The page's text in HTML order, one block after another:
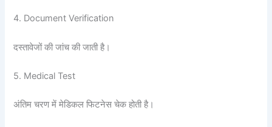
4. Document Verification
दस्तावेजों की जांच की जाती है।
5. Medical Test
अंतिम चरण में मेडिकल फिटनेस चेक होती है।